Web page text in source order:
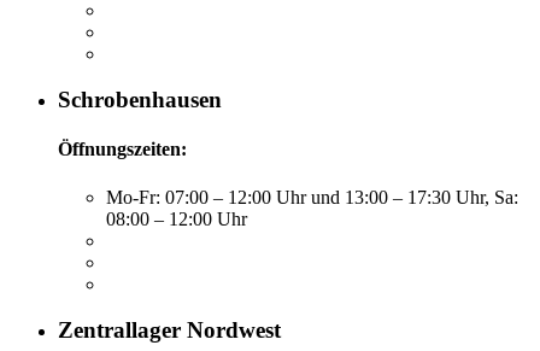
Schrobenhausen
Öffnungszeiten:
Mo-Fr: 07:00 – 12:00 Uhr und 13:00 – 17:30 Uhr, Sa:
08:00 – 12:00 Uhr
Zentrallager Nordwest